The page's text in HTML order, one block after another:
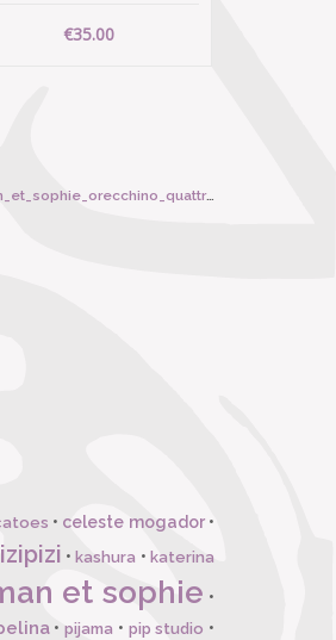
€35.00
5150
• celeste mogador•
izipizi •kashura •katerina
et sophie •
•pijama • pip studio •